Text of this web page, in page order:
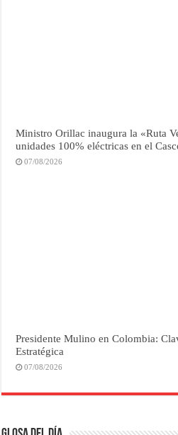
Ministro Orillac inaugura la «Ruta
unidades 100% eléctricas en el
07/08/2026
Presidente Mulino en Colombia:
Estratégica
07/08/2026